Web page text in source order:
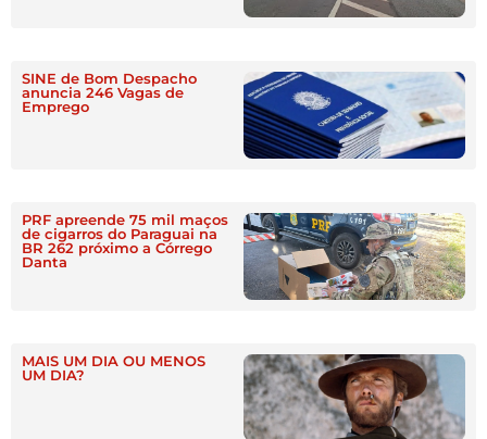
SINE de Bom Despacho
anuncia 246 Vagas de
Emprego
PRF apreende 75 mil maços
de cigarros do Paraguai na
BR 262 próximo a Córrego
Danta
MAIS UM DIA OU MENOS
UM DIA?